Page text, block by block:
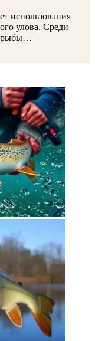
использования
улова. Среди
рыбы…